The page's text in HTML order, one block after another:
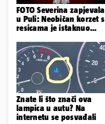
FOTO Severina zapjevala
u Puli: Neobičan korzet s
resicama je istaknuo
Znate li što znači ova
lampica u autu? Na
internetu se posvađali